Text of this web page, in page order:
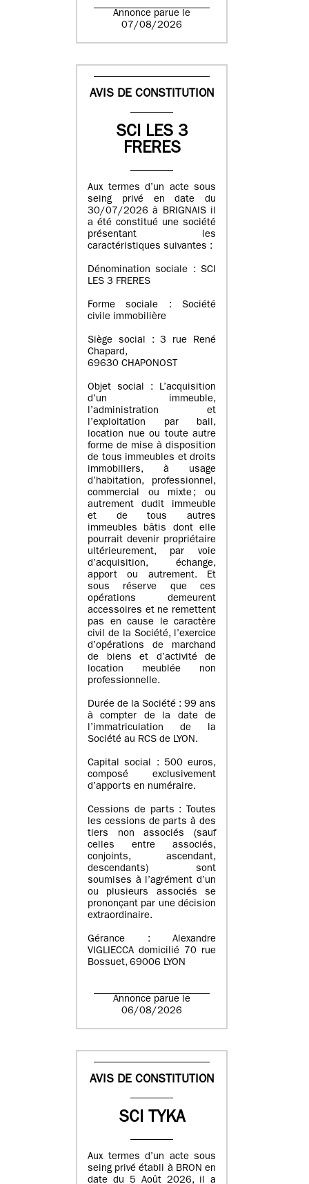
Annonce parue le
07/08/2026
AVIS DE CONSTITUTION
SCI LES 3
FRERES
Aux termes d’un acte sous
seing privé en date du
30/07/2026 à BRIGNAIS il
a été constitué une société
présentant les
caractéristiques suivantes :
Dénomination sociale : SCI
LES 3 FRERES
Forme sociale : Société
civile immobilière
Siège social : 3 rue René
Chapard,
69630 CHAPONOST
Objet social : L’acquisition
d’un immeuble,
l’administration et
l’exploitation par bail,
location nue ou toute autre
forme de mise à disposition
de tous immeubles et droits
immobiliers, à usage
d’habitation, professionnel,
commercial ou mixte ; ou
autrement dudit immeuble
et de tous autres
immeubles bâtis dont elle
pourrait devenir propriétaire
ultérieurement, par voie
d’acquisition, échange,
apport ou autrement. Et
sous réserve que ces
opérations demeurent
accessoires et ne remettent
pas en cause le caractère
civil de la Société, l’exercice
d’opérations de marchand
de biens et d’activité de
location meublée non
professionnelle.
Durée de la Société : 99 ans
à compter de la date de
l’immatriculation de la
Société au RCS de LYON.
Capital social : 500 euros,
composé exclusivement
d’apports en numéraire.
Cessions de parts : Toutes
les cessions de parts à des
tiers non associés (sauf
celles entre associés,
conjoints, ascendant,
descendants) sont
soumises à l’agrément d’un
ou plusieurs associés se
prononçant par une décision
extraordinaire.
Gérance : Alexandre
VIGLIECCA domicilié 70 rue
Bossuet, 69006 LYON
Annonce parue le
06/08/2026
AVIS DE CONSTITUTION
SCI TYKA
Aux termes d’un acte sous
seing privé établi à BRON en
date du 5 Août 2026, il a